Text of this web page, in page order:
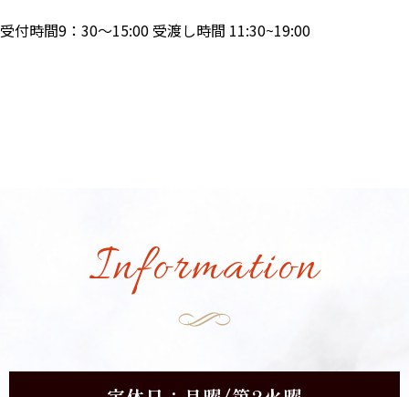
受付時間9：30～15:00 受渡し時間 11:30~19:00
Information